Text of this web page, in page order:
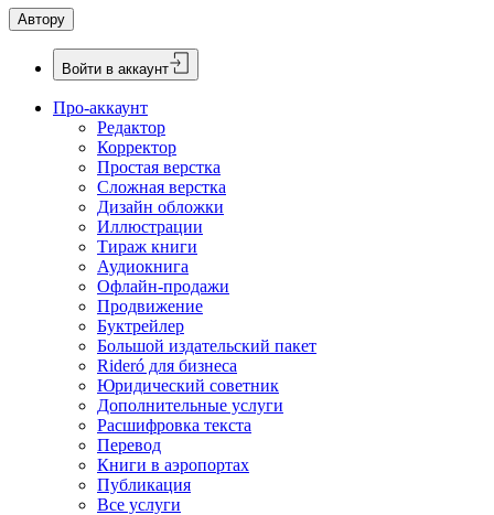
Автору
Войти в аккаунт
Про-аккаунт
Редактор
Корректор
Простая верстка
Сложная верстка
Дизайн обложки
Иллюстрации
Тираж книги
Аудиокнига
Офлайн-продажи
Продвижение
Буктрейлер
Большой издательский пакет
Rideró для бизнеса
Юридический советник
Дополнительные услуги
Расшифровка текста
Перевод
Книги в аэропортах
Публикация
Все услуги